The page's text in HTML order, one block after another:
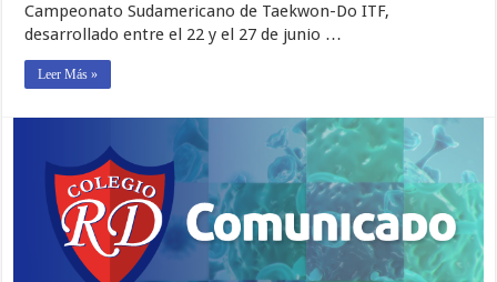
Campeonato Sudamericano de Taekwon-Do ITF,
desarrollado entre el 22 y el 27 de junio …
Leer Más »